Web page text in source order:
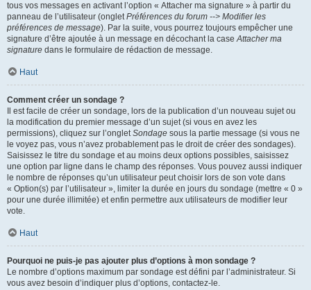
tous vos messages en activant l’option « Attacher ma signature » à partir du
panneau de l’utilisateur (ongletPréférences du forum --> Modifier les
préférences de message). Par la suite, vous pourrez toujours empêcher une
signature d’être ajoutée à un message en décochant la caseAttacher ma
signature dans le formulaire de rédaction de message.
Haut
Comment créer un sondage ?
Il est facile de créer un sondage, lors de la publication d’un nouveau sujet ou
la modification du premier message d’un sujet (si vous en avez les
permissions), cliquez sur l’ongletSondage sous la partie message (si vous ne
le voyez pas, vous n’avez probablement pas le droit de créer des sondages).
Saisissez le titre du sondage et au moins deux options possibles, saisissez
une option par ligne dans le champ des réponses. Vous pouvez aussi indiquer
le nombre de réponses qu’un utilisateur peut choisir lors de son vote dans
« Option(s) par l’utilisateur », limiter la durée en jours du sondage (mettre « 0 »
pour une durée illimitée) et enfin permettre aux utilisateurs de modifier leur
vote.
Haut
Pourquoi ne puis-je pas ajouter plus d’options à mon sondage ?
Le nombre d’options maximum par sondage est défini par l’administrateur. Si
vous avez besoin d’indiquer plus d’options, contactez-le.